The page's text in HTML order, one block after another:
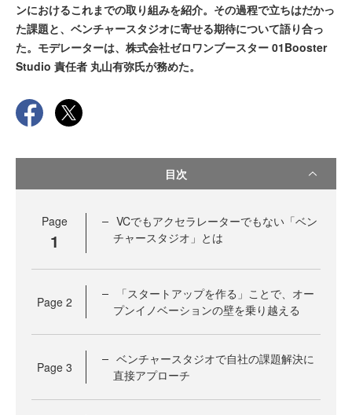
ンにおけるこれまでの取り組みを紹介。その過程で立ちはだかっ
た課題と、ベンチャースタジオに寄せる期待について語り合っ
た。モデレーターは、株式会社ゼロワンブースター 01Booster
Studio 責任者 丸山有弥氏が務めた。
目次
Page
1
VCでもアクセラレーターでもない「ベン
チャースタジオ」とは
Page 2
「スタートアップを作る」ことで、オー
プンイノベーションの壁を乗り越える
Page 3
ベンチャースタジオで自社の課題解決に
直接アプローチ